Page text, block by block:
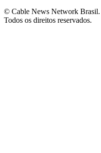
© Cable News Network
Todos os direitos reservados.